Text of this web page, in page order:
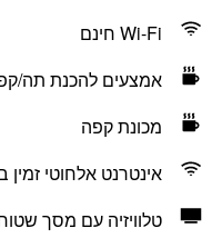
Wi-Fi חינם
אמצעים להכנת תה/
מכונת קפה
אינטרנט אלחוטי זמין
טלוויזיה עם מסך